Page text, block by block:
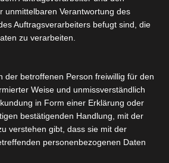
Küchenregale
Stellfläche
Vorratsgläser.
unmittelbaren Verantwortung des
Auftragsverarbeiters befugt sind, die
zu verarbeiten.
der betroffenen Person freiwillig für den
Weise und unmissverständlich
in Form einer Erklärung oder
bestätigenden Handlung, mit der
verstehen gibt, dass sie mit der
personenbezogenen Daten